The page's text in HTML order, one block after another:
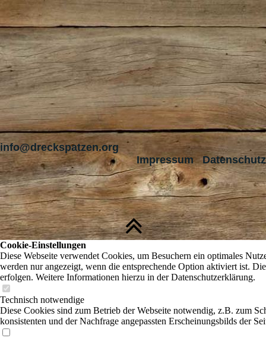
Impressum
Datenschutz
Cookie-Einstellungen
Diese Webseite verwendet Cookies, um Besuchern ein optimales
werden nur angezeigt, wenn die entsprechende Option aktiviert ist.
erfolgen. Weitere Informationen hierzu in der Datenschutzerklärung.
Technisch notwendige
Diese Cookies sind zum Betrieb der Webseite notwendig, z.B. zum
konsistenten und der Nachfrage angepassten Erscheinungsbilds der